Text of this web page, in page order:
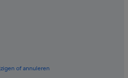
of annuleren